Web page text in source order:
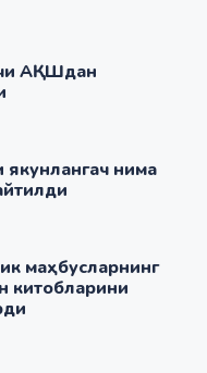
АҚШдан
нима
маҳбусларнинг
китобларини